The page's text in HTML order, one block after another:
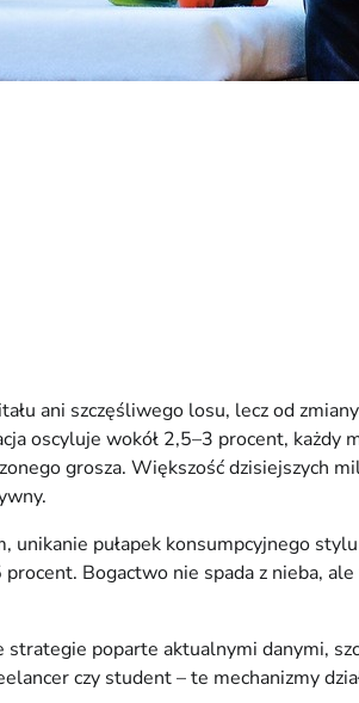
ani szczęśliwego losu, lecz od
oscyluje wokół 2,5–3 procent, każdy
grosza. Większość dzisiejszych
unikanie pułapek konsumpcyjnego
Bogactwo nie spada z nieba,
poparte aktualnymi danymi,
czy student – te mechanizmy